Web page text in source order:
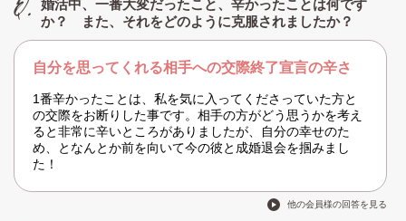
婚活中、一番大変だったこと、辛かったことは何です
か？ また、それをどのように克服されましたか？
自分を思ってくれる相手への交際終了宣言の辛さ
1番辛かったことは、私を気に入ってくださっていた方と
の交際をお断りした事です。相手の方がどう思うかを考え
ると非常に辛いところがありましたが、自分の幸せのた
め、となんとか前を向いて今の彼と成婚退会を掴みまし
た！
他の会員様の回答を見る